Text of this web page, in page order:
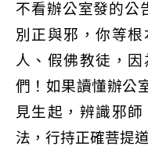
不看辦公室發的公
別正與邪，你等
人、假佛教徒，
們！如果讀懂辦公
見生起，辨識邪
法，行持正確菩提